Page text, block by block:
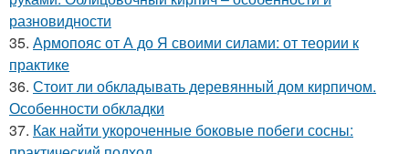
разновидности
35. Армопояс от А до Я своими силами: от теории к
практике
36. Стоит ли обкладывать деревянный дом кирпичом.
Особенности обкладки
37. Как найти укороченные боковые побеги сосны: